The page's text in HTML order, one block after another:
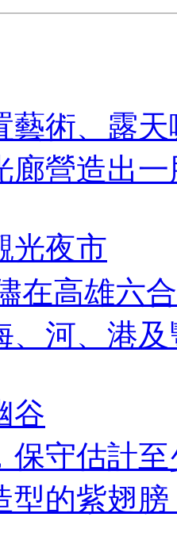
藝術、露
廊營造出
光夜市
在高雄六
、河、港
谷
保守估計
型的紫翅